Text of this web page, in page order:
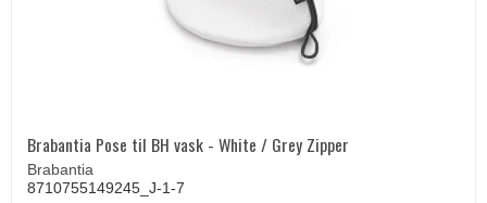
Brabantia Pose til BH vask - White / Grey Zipper
Brabantia
8710755149245_J-1-7